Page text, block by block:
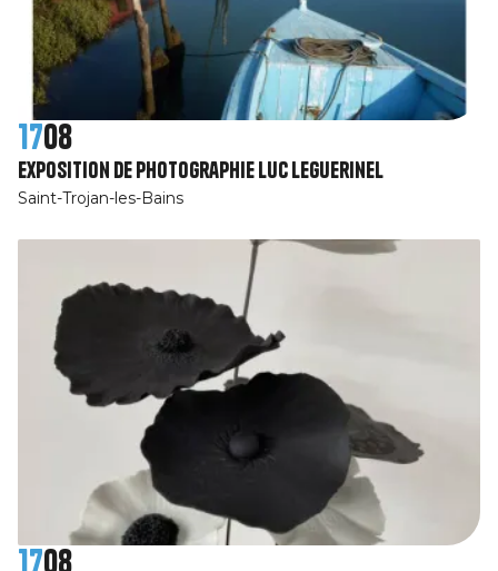
1708
Exposition de photographie Luc Leguerinel
Saint-Trojan-les-Bains
1708